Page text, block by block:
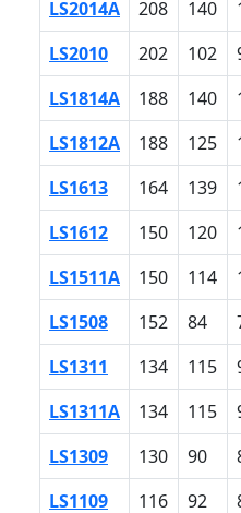
LS2014A
208 140
LS2010
202 102
LS1814A
188 140
LS1812A
188 125
LS1613
164 139
LS1612
150 120
LS1511A
150 114
LS1508
152 84
LS1311
134 115
LS1311A
134 115
LS1309
130 90
LS1109
116 92